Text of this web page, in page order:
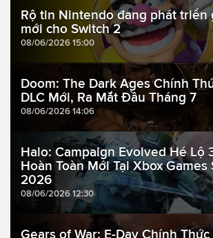
Rộ tin Nintendo đang phát triển
mới cho Switch 2
08/06/2026 15:00
Doom: The Dark Ages Chính
DLC Mới, Ra Mắt Đầu Tháng 7
08/06/2026 14:06
Halo: Campaign Evolved Hé Lộ
Hoàn Toàn Mới Tại Xbox Games
2026
08/06/2026 12:30
Gears of War: E-Day Chính